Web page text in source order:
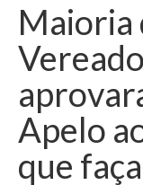
Maioria
Apelo
que